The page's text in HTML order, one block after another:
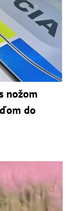
nožom
do